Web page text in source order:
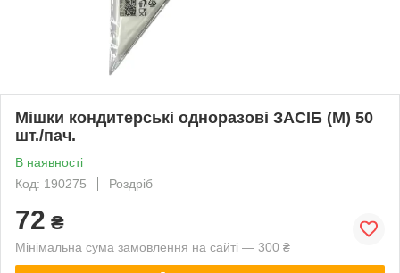
Мішки кондитерські одноразові ЗАСІБ (M) 50
шт./пач.
В наявності
Код: 190275
Роздріб
72 ₴
Мінімальна сума замовлення на сайті — 300 ₴